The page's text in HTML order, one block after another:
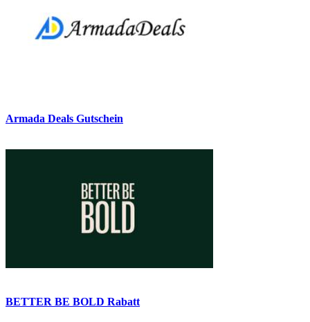
Armada Deals Gutschein
BETTER BE BOLD Rabatt